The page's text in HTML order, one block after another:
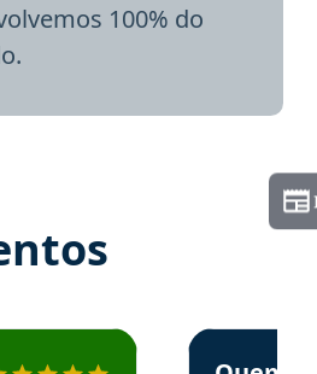
100% do
o Aprova Concursos em
Estudante